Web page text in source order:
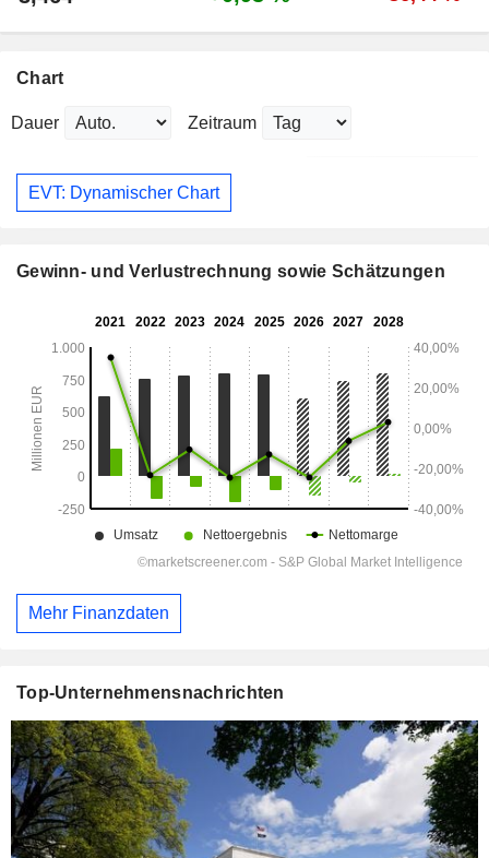
Chart
Dauer Zeitraum
EVT: Dynamischer Chart
Gewinn- und Verlustrechnung sowie Schätzungen
Mehr Finanzdaten
Top-Unternehmensnachrichten